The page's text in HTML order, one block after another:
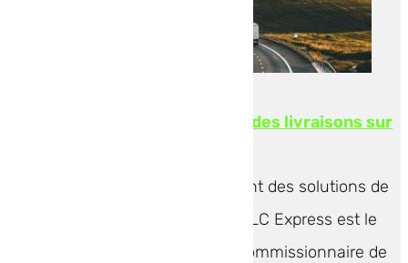
Transport routier en Europe : des livraisons sur
Pour les entreprises recherchant des solutions de
transport routier en Europe, TLC Express est le
partenaire idéal. En tant que commissionnaire de